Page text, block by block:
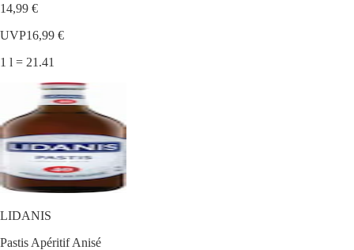
14,99 €
UVP16,99 €
1 l = 21.41
LIDANIS
Pastis Apéritif Anisé